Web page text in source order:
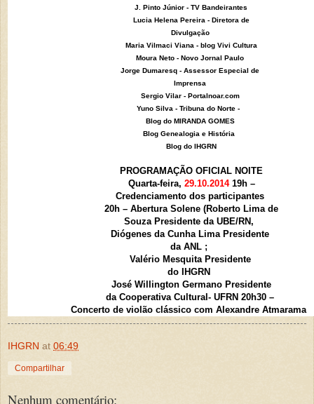
J. Pinto Júnior - TV Bandeirantes
Lucia Helena Pereira - Diretora de
Divulgação
Maria Vilmaci Viana - blog Vivi Cultura
Moura Neto - Novo Jornal Paulo
Jorge Dumaresq - Assessor Especial de
Imprensa
Sergio Vilar - Portalnoar.com
Yuno Silva - Tribuna do Norte -
Blog do MIRANDA GOMES
Blog Genealogia e História
Blog do IHGRN
PROGRAMAÇÃO OFICIAL NOITE
Quarta-feira, 29.10.201419h –
Credenciamento dos participantes
20h – Abertura Solene (Roberto Lima de
Souza Presidente da UBE/RN,
Diógenes da Cunha Lima Presidente
da ANL ;
Valério Mesquita Presidente
do IHGRN
José Willington Germano Presidente
da Cooperativa Cultural- UFRN 20h30 –
Concerto de violão clássico com Alexandre Atmarama
IHGRN at 06:49
Compartilhar
Nenhum comentário: